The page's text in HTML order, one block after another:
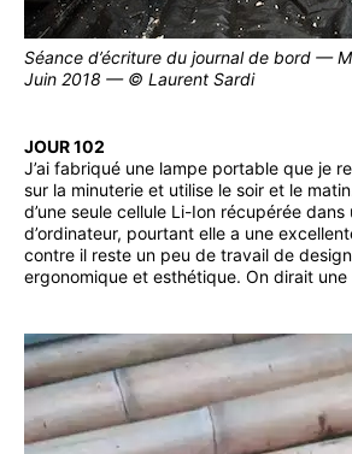
Séance d’écriture du journal de bord —
Juin 2018 — © Laurent Sardi
JOUR 102
J’ai fabriqué une lampe portable que je
sur la minuterie et utilise le soir et le
d’une seule cellule Li-Ion récupérée
d’ordinateur, pourtant elle a une
contre il reste un peu de travail de
ergonomique et esthétique. On dirait